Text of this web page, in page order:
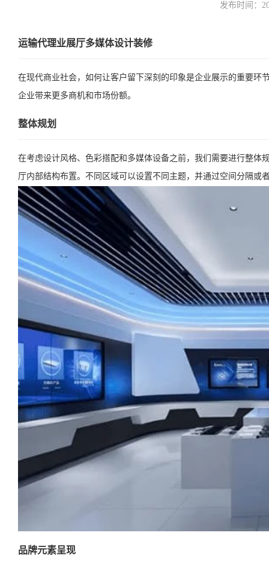
发布时间：
运输代理业展厅多媒体设计装修
在现代商业社会，如何让客户留下深刻的印象是企业展示的重要
企业带来更多商机和市场份额。
整体规划
在考虑设计风格、色彩搭配和多媒体设备之前，我们需要进行整
厅内部结构布置。不同区域可以设置不同主题，并通过空间分隔或
品牌元素呈现